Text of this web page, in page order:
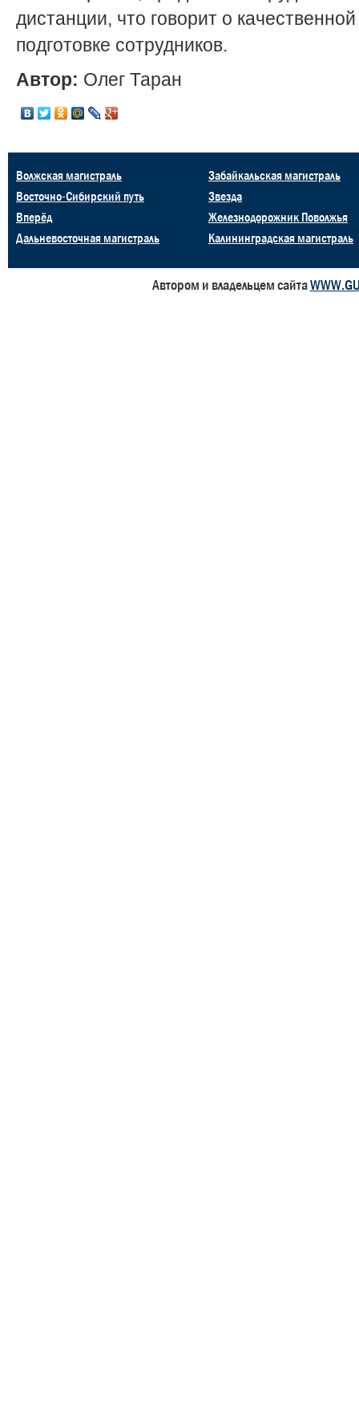
дистанции, что говорит о качественной
подготовке сотрудников.
Автор: Олег Таран
Волжская магистраль
Восточно-Сибирский путь
Вперёд
Дальневосточная магистраль
Забайкальская магистраль
Звезда
Железнодорожник Поволжья
Калининградская магистраль
Автором и владельцем сайта